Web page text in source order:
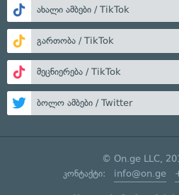
ახალი ამბები / TikTok
გართობა / TikTok
მეცნიერება / TikTok
ბოლო ამბები / Twitter
© On.ge LLC,
კონტაქტი: info@on.ge